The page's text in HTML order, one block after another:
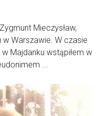
Mieczysław,
Warszawie. W czasie
Majdanku wstąpiłem w
...